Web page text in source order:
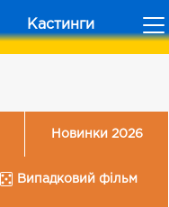
Кастинги
Новинки 2026
Випадковий фільм